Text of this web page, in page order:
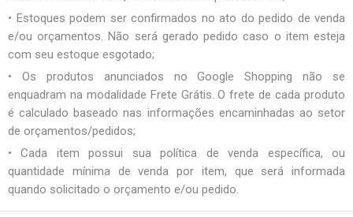
• Estoques podem ser confirmados no ato do pedido de venda
e/ou orçamentos. Não será gerado pedido caso o item esteja
com seu estoque esgotado;
• Os produtos anunciados no Google Shopping não se
enquadram na modalidade Frete Grátis. O frete de cada produto
é calculado baseado nas informações encaminhadas ao setor
de orçamentos/pedidos;
• Cada item possui sua política de venda específica, ou
quantidade mínima de venda por item, que será informada
quando solicitado o orçamento e/ou pedido.